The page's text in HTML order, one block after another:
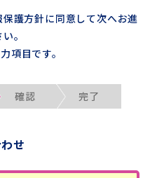
護方針に同意して次へお進
。
項目です。
確認 完了
せ